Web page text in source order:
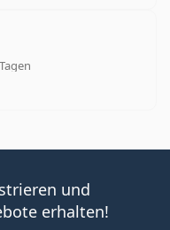
5 aus 5
und
erhalten!